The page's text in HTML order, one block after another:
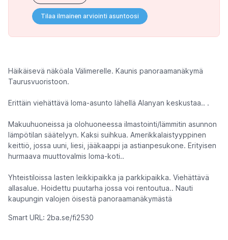
Tilaa ilmainen arviointi asuntoosi
Häikäisevä näköala Välimerelle. Kaunis panoraamanäkymä
Taurusvuoristoon.
Erittäin viehättävä loma-asunto lähellä Alanyan keskustaa.. .
Makuuhuoneissa ja olohuoneessa ilmastointi/lämmitin asunnon
lämpötilan säätelyyn. Kaksi suihkua. Amerikkalaistyyppinen
keittiö, jossa uuni, liesi, jääkaappi ja astianpesukone. Erityisen
hurmaava muuttovalmis loma-koti..
Yhteistiloissa lasten leikkipaikka ja parkkipaikka. Viehättävä
allasalue. Hoidettu puutarha jossa voi rentoutua.. Nauti
kaupungin valojen öisestä panoraamanäkymästä
Smart URL: 2ba.se/fi2530